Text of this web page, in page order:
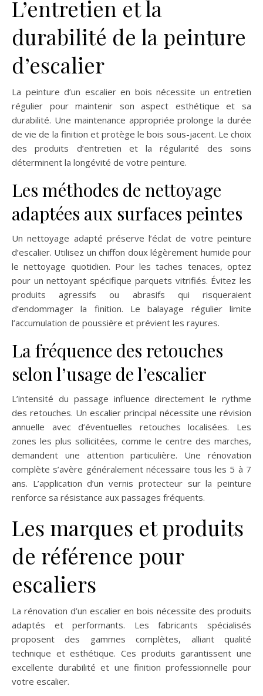
L’entretien et la
durabilité de la peinture
d’escalier
La peinture d’un escalier en bois nécessite un entretien
régulier pour maintenir son aspect esthétique et sa
durabilité. Une maintenance appropriée prolonge la durée
de vie de la finition et protège le bois sous-jacent. Le choix
des produits d’entretien et la régularité des soins
déterminent la longévité de votre peinture.
Les méthodes de nettoyage
adaptées aux surfaces peintes
Un nettoyage adapté préserve l’éclat de votre peinture
d’escalier. Utilisez un chiffon doux légèrement humide pour
le nettoyage quotidien. Pour les taches tenaces, optez
pour un nettoyant spécifique parquets vitrifiés. Évitez les
produits agressifs ou abrasifs qui risqueraient
d’endommager la finition. Le balayage régulier limite
l’accumulation de poussière et prévient les rayures.
La fréquence des retouches
selon l’usage de l’escalier
L’intensité du passage influence directement le rythme
des retouches. Un escalier principal nécessite une révision
annuelle avec d’éventuelles retouches localisées. Les
zones les plus sollicitées, comme le centre des marches,
demandent une attention particulière. Une rénovation
complète s’avère généralement nécessaire tous les 5 à 7
ans. L’application d’un vernis protecteur sur la peinture
renforce sa résistance aux passages fréquents.
Les marques et produits
de référence pour
escaliers
La rénovation d’un escalier en bois nécessite des produits
adaptés et performants. Les fabricants spécialisés
proposent des gammes complètes, alliant qualité
technique et esthétique. Ces produits garantissent une
excellente durabilité et une finition professionnelle pour
votre escalier.